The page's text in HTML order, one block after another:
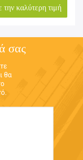
για το κιβώτιο
την καλύτερη τιμή
σας
θα